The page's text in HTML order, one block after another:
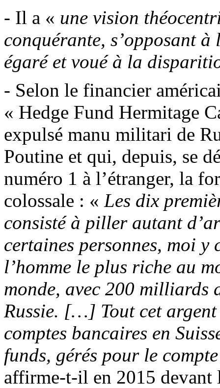
- Il a « une vision
conquérante, s’opposant
égaré et voué à la
- Selon le financier
« Hedge Fund Hermitage
expulsé manu militari de
Poutine et qui, depuis, se
numéro 1 à l’étranger, la
colossale : « Les dix
consisté à piller autant
certaines personnes, moi y
l’homme le plus riche au
monde, avec 200 milliards
Russie. […] Tout cet
comptes bancaires en
funds, gérés pour le
affirme-t-il en 2015 devant